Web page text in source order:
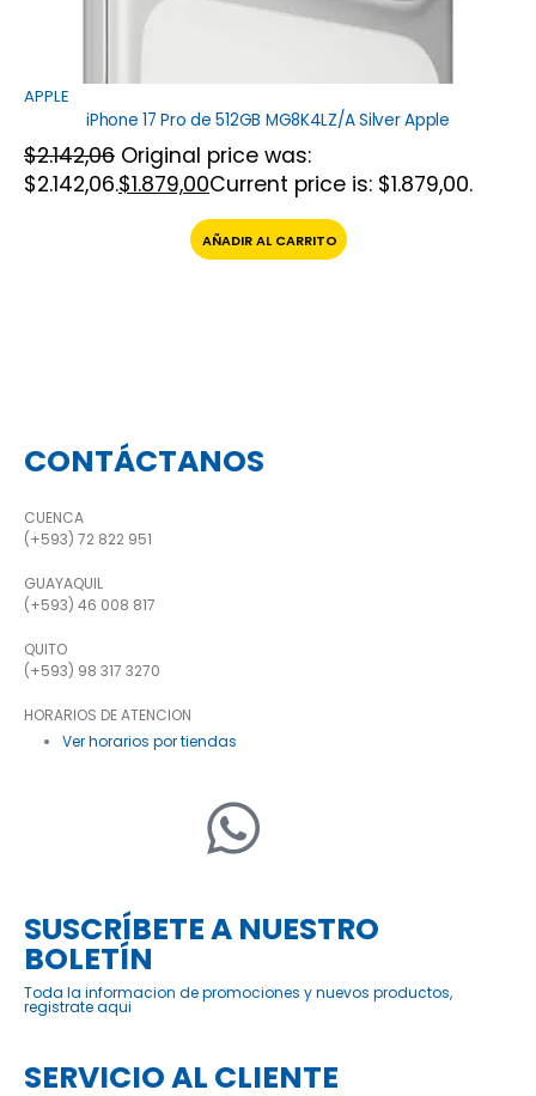
APPLE
iPhone 17 Pro de 512GB MG8K4LZ/A Silver Apple
$2.142,06 Original price was:
$2.142,06.$1.879,00Current price is: $1.879,00.
AÑADIR AL CARRITO
CONTÁCTANOS
CUENCA
(+593) 72 822 951
GUAYAQUIL
(+593) 46 008 817
QUITO
(+593) 98 317 3270
HORARIOS DE ATENCION
Ver horarios por tiendas
SUSCRÍBETE A NUESTRO
BOLETÍN
Toda la informacion de promociones y nuevos productos,
registrate aqui
SERVICIO AL CLIENTE